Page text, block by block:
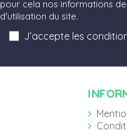
pour cela nos informations
d'utilisation du site.
J’accepte les